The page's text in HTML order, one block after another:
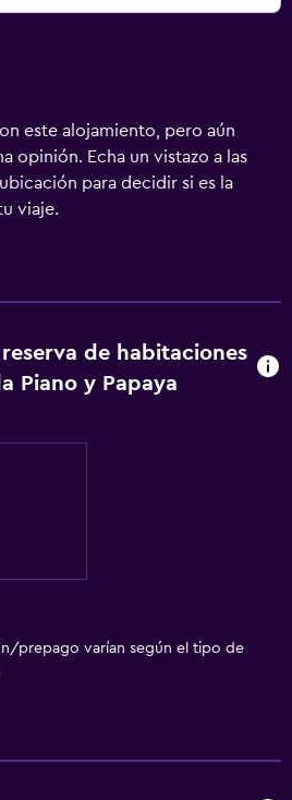
este alojamiento, pero aún
opinión. Echa un vistazo a las
para decidir si es la
viaje.
de habitaciones
Piano y Papaya
prepago varían según el tipo de